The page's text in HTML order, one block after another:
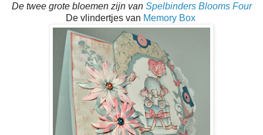
De twee grote bloemen zijn van Spelbinders Blooms Four
De vlindertjes van Memory Box